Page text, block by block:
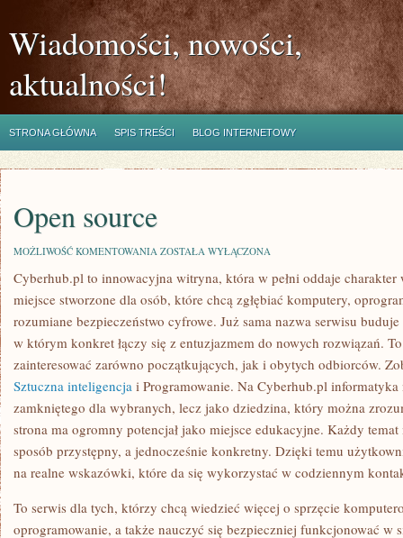
Wiadomości, nowości,
aktualności!
STRONA GŁÓWNA SPIS TREŚCI BLOG INTERNETOWY
Open source
MOŻLIWOŚĆ KOMENTOWANIA OPEN
ZOSTAŁA WYŁĄCZONA
Cyberhub.pl to innowacyjna witryna, która w pełni oddaje charakter
miejsce stworzone dla osób, które chcą zgłębiać komputery,
rozumiane bezpieczeństwo cyfrowe. Już sama nazwa serwisu
w którym konkret łączy się z entuzjazmem do nowych rozwiązań.
zainteresować zarówno początkujących, jak i obytych odbiorców.
Sztuczna inteligencja i Programowanie. Na Cyberhub.pl
zamkniętego dla wybranych, lecz jako dziedzina, który można
strona ma ogromny potencjał jako miejsce edukacyjne. Każdy
sposób przystępny, a jednocześnie konkretny. Dzięki temu
na realne wskazówki, które da się wykorzystać w codziennym
To serwis dla tych, którzy chcą wiedzieć więcej o sprzęcie
oprogramowanie, a także nauczyć się bezpieczniej funkcjonować w